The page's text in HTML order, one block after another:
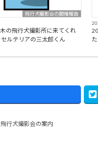
飛行犬撮影会の開催報告
飛行犬撮影所に来てくれ
ルテリアの三太郎くん
飛行犬撮影会の案内